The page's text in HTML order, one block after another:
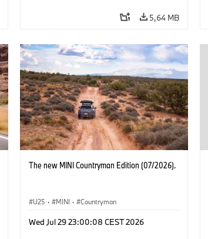
5,64 MB
The new MINI Countryman Edition (07/2026).
U25 · MINI · Countryman
Wed Jul 29 23:00:08 CEST 2026